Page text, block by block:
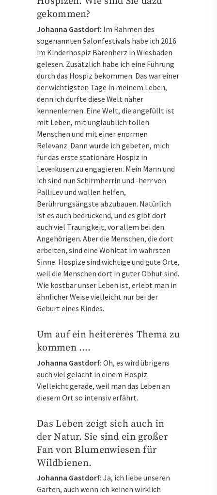
gekommen?
Johanna Gastdorf: Im Rahmen des
sogenannten Salonfestivals habe ich 2016
im Kinderhospiz Bärenherz in Wiesbaden
gelesen. Zusätzlich habe ich eine Führung
durch das Hospiz bekommen. Das war einer
der wichtigsten Tage in meinem Leben,
denn ich durfte diese Welt näher
kennenlernen. Eine Welt, die angefüllt ist
mit Leben, mit unglaublich tollen
Menschen und mit einer enormen
Relevanz. Dann wurde ich gebeten, mich
für das erste stationäre Hospiz in
Leverkusen zu engagieren. Mein Mann und
ich sind nun Schirmherrin und -herr von
PalliLev und wollen helfen,
Berührungsängste abzubauen. Natürlich
ist es auch bedrückend, und es gibt dort
auch viel Traurigkeit, vor allem bei den
Angehörigen. Aber die Menschen, die dort
arbeiten, sind eine Wohltat im wahrsten
Sinne. Hospize sind wichtige und gute Orte,
weil die Menschen dort in guter Obhut sind.
Wie kostbar unser Leben ist, erlebt man in
ähnlicher Weise vielleicht nur bei der
Geburt eines Kindes.
Um auf ein heitereres Thema zu
kommen ….
Johanna Gastdorf: Oh, es wird übrigens
auch viel gelacht in einem Hospiz.
Vielleicht gerade, weil man das Leben an
diesem Ort so intensiv erfährt.
Das Leben zeigt sich auch in
der Natur. Sie sind ein großer
Fan von Blumenwiesen für
Wildbienen.
Johanna Gastdorf: Ja, ich liebe unseren
Garten, auch wenn ich keinen wirklich